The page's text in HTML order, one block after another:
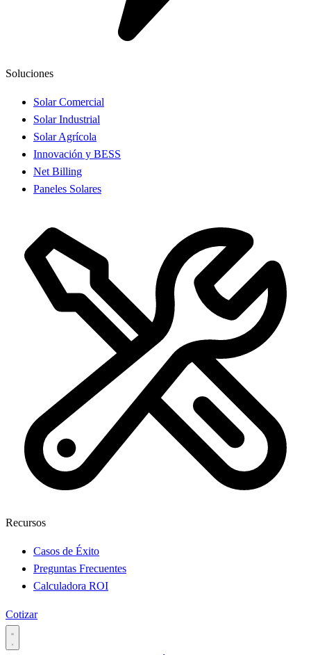
Soluciones
Solar Comercial
Solar Industrial
Solar Agrícola
Innovación y BESS
Net Billing
Paneles Solares
Recursos
Casos de Éxito
Preguntas Frecuentes
Calculadora ROI
Cotizar